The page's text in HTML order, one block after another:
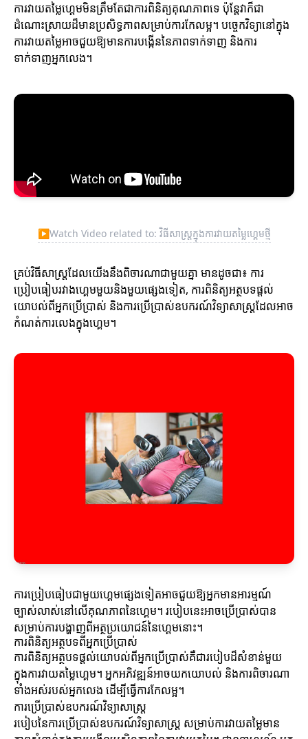
ការវាយតម្លៃហ្គេមមិនត្រឹមតែជាការពិនិត្យគុណភាពទេ ប៉ុន្តែវាក៏ជា
ដំណោះស្រាយដ៏មានប្រសិទ្ធភាពសម្រាប់ការកែលម្អ។ បច្ចេកវិទ្យានៅក្នុង
ការវាយតម្លៃអាចជួយឱ្យមានការបង្កើននៃភាពទាក់ទាញ និងការ
ទាក់ទាញអ្នកលេង។
▶Watch Video related to: វិធីសាស្ត្រក្នុងការវាយតម្លៃហ្គេមថ្មី
គ្រប់វិធីសាស្ត្រដែលយើងនឹងពិចារណាជាមួយគ្នា មានដូចជា៖ ការ
ប្រៀបធៀបរវាងហ្គេមមួយនិងមួយផ្សេងទៀត, ការពិនិត្យអត្ថបទផ្តល់
យោបល់ពីអ្នកប្រើប្រាស់ និងការប្រើប្រាស់ឧបករណ៍វិទ្យាសាស្ត្រដែលអាច
កំណត់ការលេងក្នុងហ្គេម។
ការប្រៀបធៀបជាមួយហ្គេមផ្សេងទៀតអាចជួយឱ្យអ្នកមានអារម្មណ៍
ច្បាស់លាស់នៅលើគុណភាពនៃហ្គេម។ របៀបនេះអាចប្រើប្រាស់បាន
សម្រាប់ការបង្ហាញពីអត្ថប្រយោជន៍នៃហ្គេមនោះ។
ការពិនិត្យអត្ថបទពីអ្នកប្រើប្រាស់
ការពិនិត្យអត្ថបទផ្តល់យោបល់ពីអ្នកប្រើប្រាស់គឺជារបៀបដ៏សំខាន់មួយ
ក្នុងការវាយតម្លៃហ្គេម។ អ្នកអភិវឌ្ឍន៍អាចយកយោបល់ និងការពិចារណា
ទាំងអស់របស់អ្នកលេង ដើម្បីធ្វើការកែលម្អ។
ការប្រើប្រាស់ឧបករណ៍វិទ្យាសាស្ត្រ
របៀបនៃការប្រើប្រាស់ឧបករណ៍វិទ្យាសាស្ត្រ សម្រាប់ការវាយតម្លៃមាន